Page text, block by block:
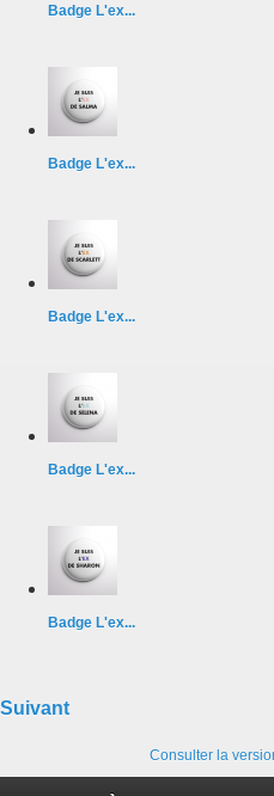
Badge L'ex...
Badge L'ex...
Badge L'ex...
Badge L'ex...
Badge L'ex...
Suivant
Consulter la